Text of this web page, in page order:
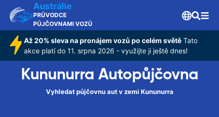
Austrálie
PRŮVODCE
PŮJČOVNAMI VOZŮ
Až 20% sleva na pronájem vozů po celém světě Tato
akce platí do 11. srpna 2026 - využijte ji ještě dnes!
Kununurra Autopůjčovna
Vyhledat půjčovnu aut v zemi Kununurra